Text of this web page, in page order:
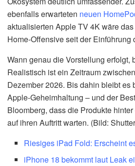
ebenfalls erwarteten neuen
aktualisierten Apple TV 4K wäre
Home-Offensive seit der Einführung
Wann genau die Vorstellung erfolgt,
Realistisch ist ein Zeitraum
Dezember 2026. Bis dahin bleibt es
Apple-Geheimhaltung – und der
Bloomberg, dass die Produkte
auf ihren Auftritt warten. (Bild:
Riesiges iPad Fold: Erscheint
iPhone 18 bekommt laut Leak